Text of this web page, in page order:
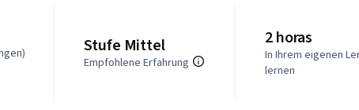
Stufe Mittel
Empfohlene Erfahrung
2 horas
In Ihrem eigenen
lernen